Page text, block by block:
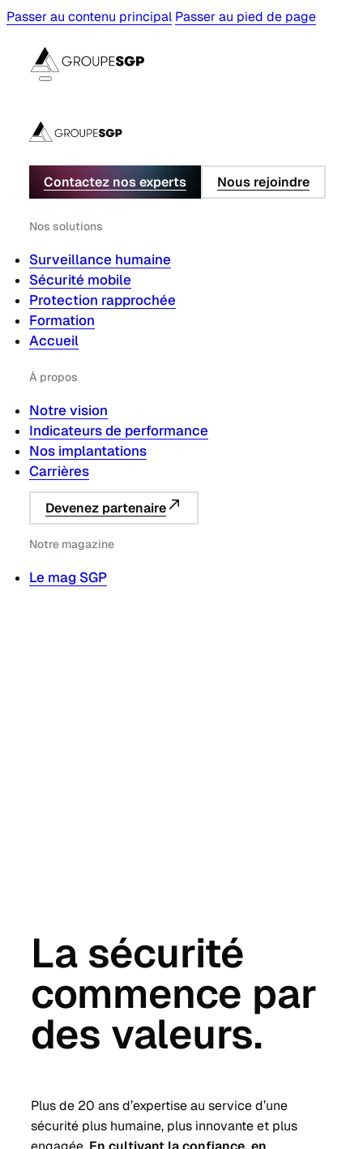
Passer au contenu principal Passer au pied de page
Contactez nos experts Nous rejoindre
Nos solutions
Surveillance humaine
Sécurité mobile
Protection rapprochée
Formation
Accueil
À propos
Notre vision
Indicateurs de performance
Nos implantations
Carrières
Devenez partenaire
Notre magazine
Le mag SGP
La sécurité
commence par
des valeurs.
Plus de 20 ans d’expertise au service d’une
sécurité plus humaine, plus innovante et plus